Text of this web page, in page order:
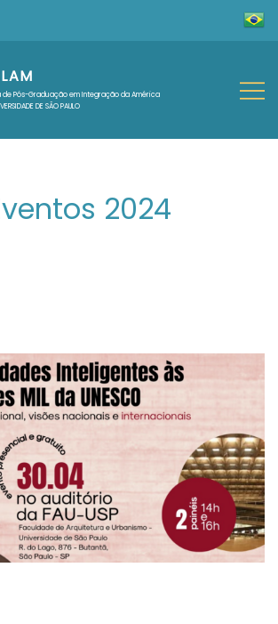
de Pós-Graduação em Integração da América
DE SÃO PAULO
2024